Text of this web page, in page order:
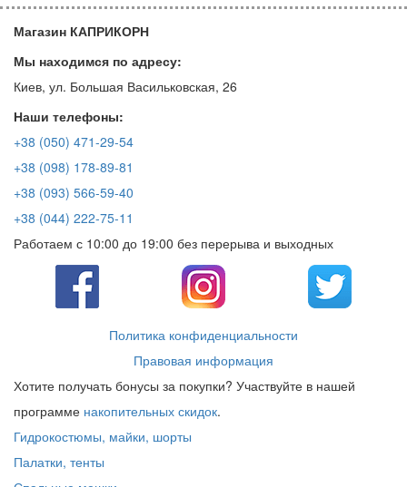
Магазин КАПРИКОРН
Мы находимся по адресу:
Киев, ул. Большая Васильковская, 26
Наши телефоны:
+38 (050) 471-29-54
+38 (098) 178-89-81
+38 (093) 566-59-40
+38 (044) 222-75-11
Работаем с 10:00 до 19:00 без перерыва и выходных
Политика конфиденциальности
Правовая информация
Хотите получать бонусы за покупки? Участвуйте в нашей
программе накопительных скидок.
Гидрокостюмы, майки, шорты
Палатки, тенты